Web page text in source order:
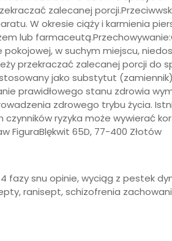
zalecanej
W okresie ciąży i karmienia
lub
w suchym miejscu,
przekraczać zalecanej porcji do
jako substytut
prawidłowego stanu zdrowia
zdrowego trybu życia.
ryzyka może wywierać
FiguraBlękwit 65D, 77-400 Złotów
fazy snu opinie, wyciąg z pestek
ranisept, schizofrenia